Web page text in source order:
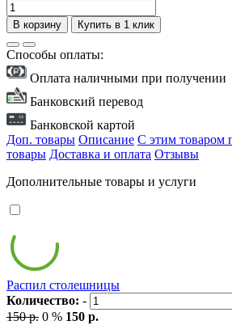
В корзину Купить в 1 клик
Способы оплаты:
Оплата наличными при получении
Банковский перевод
Банковской картой
Доп. товары Описание С этим товаром
товары Доставка и оплата Отзывы
Дополнительные товары и услуги
Распил столешницы
Количество: -
150 р. 0 % 150 р.